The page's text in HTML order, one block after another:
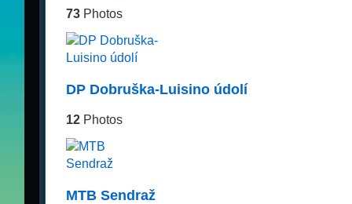
73Photos
DP Dobruška-Luisino údolí
12Photos
MTB Sendraž